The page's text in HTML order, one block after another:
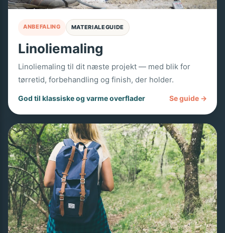
ANBEFALING MATERIALEGUIDE
Linoliemaling
Linoliemaling til dit næste projekt — med blik for
tørretid, forbehandling og finish, der holder.
God til klassiske og varme overflader Se guide →